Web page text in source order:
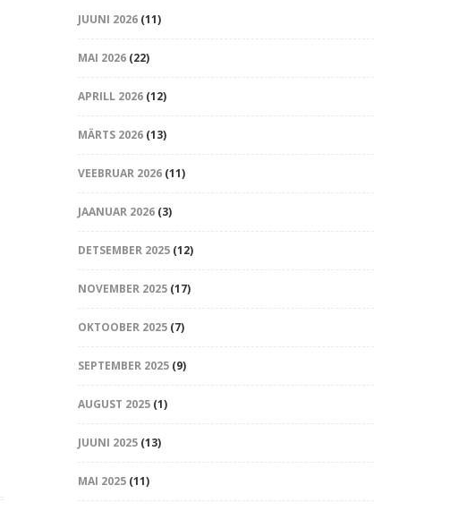
JUUNI 2026(11)
MAI 2026(22)
APRILL 2026(12)
MÄRTS 2026(13)
VEEBRUAR 2026(11)
JAANUAR 2026(3)
DETSEMBER 2025(12)
NOVEMBER 2025(17)
OKTOOBER 2025(7)
SEPTEMBER 2025(9)
AUGUST 2025(1)
JUUNI 2025(13)
MAI 2025(11)